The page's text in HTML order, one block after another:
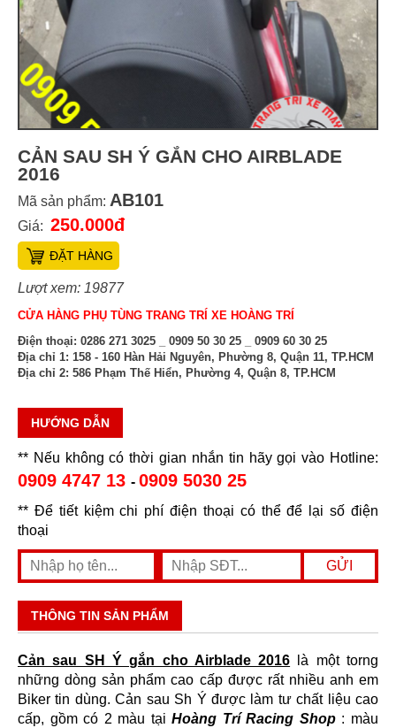
CẢN SAU SH Ý GẮN CHO AIRBLADE
2016
Mã sản phẩm: AB101
Giá: 250.000đ
ĐẶT HÀNG
Lượt xem: 19877
CỬA HÀNG PHỤ TÙNG TRANG TRÍ XE HOÀNG TRÍ
Điện thoại: 0286 271 3025 _ 0909 50 30 25 _ 0909 60 30 25
Địa chỉ 1: 158 - 160 Hàn Hải Nguyên, Phường 8, Quận 11, TP.HCM
Địa chỉ 2: 586 Phạm Thế Hiển, Phường 4, Quận 8, TP.HCM
HƯỚNG DẪN
** Nếu không có thời gian nhắn tin hãy gọi vào Hotline:
0909 4747 13 - 0909 5030 25
** Để tiết kiệm chi phí điện thoại có thể để lại số điện
thoại
THÔNG TIN SẢN PHẨM
Cản sau SH Ý gắn cho Airblade 2016 là một torng
những dòng sản phẩm cao cấp được rất nhiều anh em
Biker tin dùng. Cản sau Sh Ý được làm tư chất liệu cao
cấp, gồm có 2 màu tạiHoàng Trí Racing Shop: màu